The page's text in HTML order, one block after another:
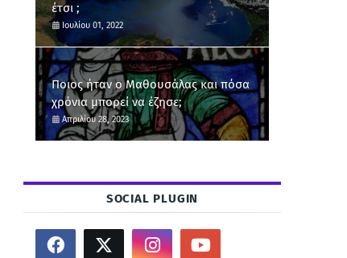
έτσι ;
Ιουλίου 01, 2022
Ποιος ήταν ο Μαθουσάλας και πόσα
χρόνια μπορεί να έζησε;
Απριλίου 28, 2023
SOCIAL PLUGIN